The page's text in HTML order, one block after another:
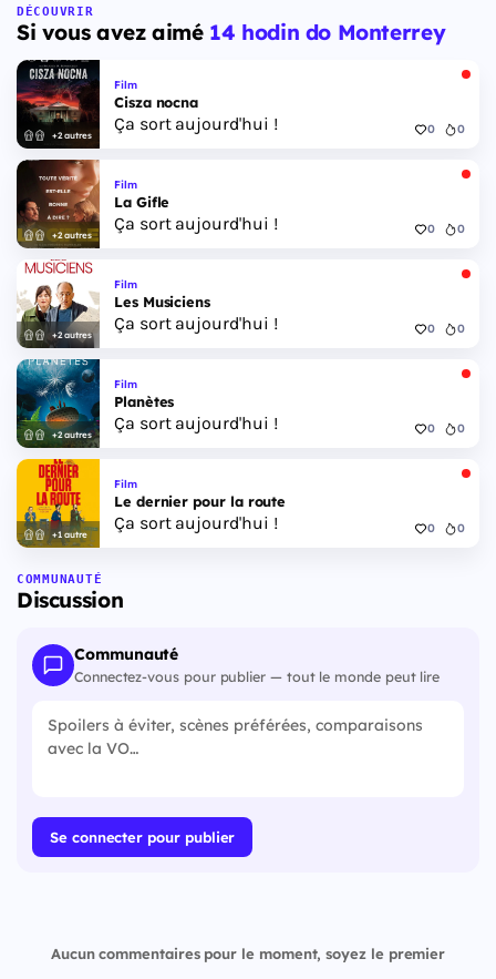
DÉCOUVRIR
Si vous avez aimé 14 hodin do Monterrey
+2 autres
Film
Cisza nocna
Ça sort aujourd'hui ! 0 0
+2 autres
Film
La Gifle
Ça sort aujourd'hui ! 0 0
+2 autres
Film
Les Musiciens
Ça sort aujourd'hui ! 0 0
+2 autres
Film
Planètes
Ça sort aujourd'hui ! 0 0
+1 autre
Film
Le dernier pour la route
Ça sort aujourd'hui ! 0 0
COMMUNAUTÉ
Discussion
Communauté
Connectez-vous pour publier — tout le monde peut lire
Se connecter pour publier
Aucun commentaires pour le moment, soyez le premier